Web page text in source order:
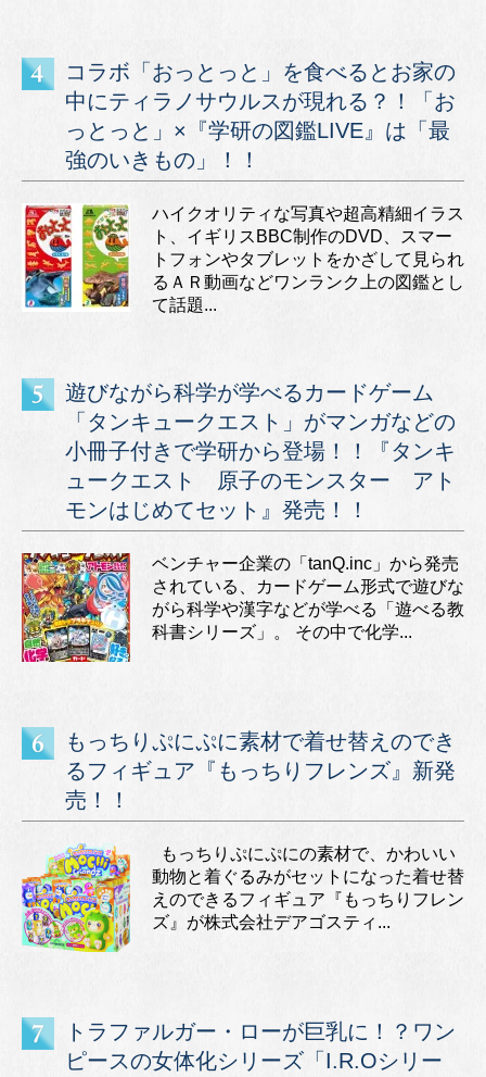
コラボ「おっとっと」を食べるとお家の
中にティラノサウルスが現れる？！「お
っとっと」×『学研の図鑑LIVE』は「最
強のいきもの」！！
ハイクオリティな写真や超高精細イラス
ト、イギリスBBC制作のDVD、スマー
トフォンやタブレットをかざして見られ
るＡＲ動画などワンランク上の図鑑とし
て話題...
遊びながら科学が学べるカードゲーム
「タンキュークエスト」がマンガなどの
小冊子付きで学研から登場！！『タンキ
ュークエスト 原子のモンスター アト
モンはじめてセット』発売！！
ベンチャー企業の「tanQ.inc」から発売
されている、カードゲーム形式で遊びな
がら科学や漢字などが学べる「遊べる教
科書シリーズ」。 その中で化学...
もっちりぷにぷに素材で着せ替えのでき
るフィギュア『もっちりフレンズ』新発
売！！
もっちりぷにぷにの素材で、かわいい
動物と着ぐるみがセットになった着せ替
えのできるフィギュア『もっちりフレン
ズ』が株式会社デアゴスティ...
トラファルガー・ローが巨乳に！？ワン
ピースの女体化シリーズ「I.R.Oシリー